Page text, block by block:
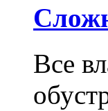
Все